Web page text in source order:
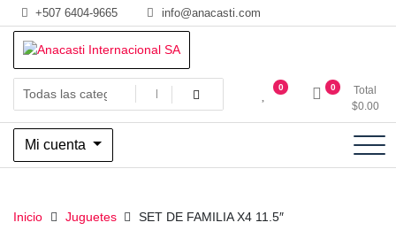
Saltar
al
contenido
+507 6404-9665 info@anacasti.com
Anacasti Internacional SA
Ventas de productos al por mayor de flores y plantas. juguetes,
navidad, religioso y adornos
0 0
Total
$0.00
Mi cuenta
Inicio Juguetes SET DE FAMILIA X4 11.5″